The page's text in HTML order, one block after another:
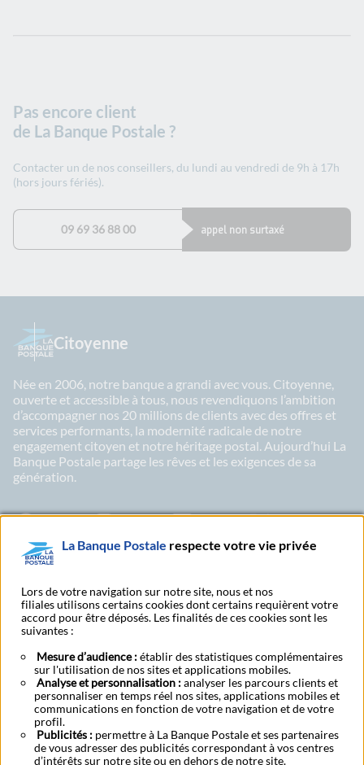
Pas encore client
de La Banque Postale ?
Contacter un de nos conseillers, du lundi au vendredi de 9h à 17h
(hors jours fériés).
09 69 36 88 00 appel non surtaxé
Citoyenne
Née en 2006, notre banque a grandi avec vous. Citoyenne,
ouverte et accessible à tous, nous revendiquons l’ambition
d’accompagner nos 20 millions de clients avec des offres et
services performants, la modernité radicale de notre
engagement citoyen et notre héritage postal. Aujourd’hui La
Banque Postale partage les rêves et les exigences de sa
génération.
Facebook - La Banque Postale
Instagram - La Banque Postale
Linkedin - La Banque Postale
X - La Banque
publications
Tarifs et conditions générales
Mentions légalesCGUAccessibiliteDonnées personnelles
La Banque Postale respecte votre vie privée
Lors de votre navigation sur notre site, nous et nos
filiales utilisons certains cookies dont certains requièrent votre
accord pour être déposés. Les finalités de ces cookies sont les
suivantes :
Mesure d’audience :établir des statistiques complémentaires
sur l'utilisation de nos sites et applications mobiles.
Analyse et personnalisation :analyser les parcours clients et
personnaliser en temps réel nos sites, applications mobiles et
communications en fonction de votre navigation et de votre
profil.
Publicités : permettre à La Banque Postale et ses partenaires
de vous adresser des publicités correspondant à vos centres
d’intérêts sur notre site ou en dehors de notre site.